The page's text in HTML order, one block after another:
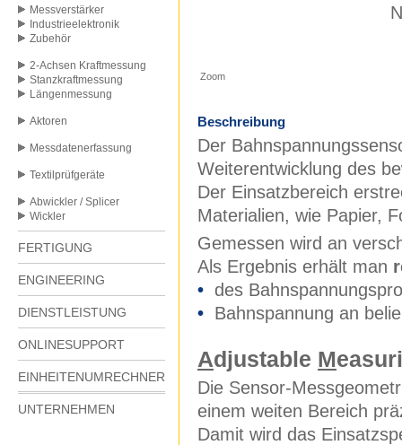
Messverstärker
Industrieelektronik
Zubehör
2-Achsen Kraftmessung
Stanzkraftmessung
Längenmessung
Aktoren
Messdatenerfassung
Textilprüfgeräte
Abwickler / Splicer
Wickler
FERTIGUNG
ENGINEERING
DIENSTLEISTUNG
ONLINESUPPORT
EINHEITENUMRECHNER
UNTERNEHMEN
Zoom
Beschreibung
Der
Weiterentwicklung des
Der Einsatzbereich
Materialien, wie Papier,
Gemessen wird an
Als Ergebnis erhält man
• des
• Bahnspannung an
Adjustable M
Die Sensor-
einem weiten Bereich
Damit wird das